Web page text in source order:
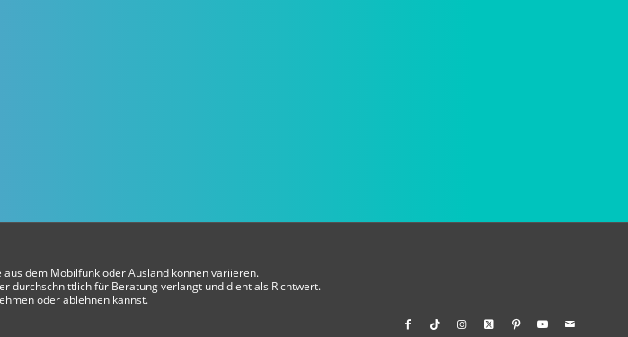
dem Mobilfunk oder Ausland können variieren.
durchschnittlich für Beratung verlangt und dient als Richtwert.
oder ablehnen kannst.